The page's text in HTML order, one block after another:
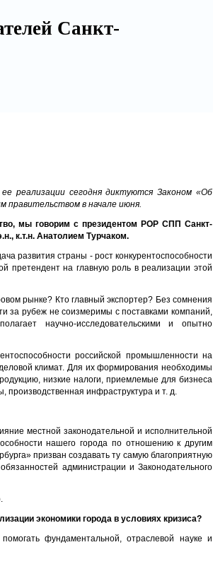
Санкт-
реализации сегодня диктуются Законом «Об
правительством в начале июня.
мы говорим с президентом РОР СПП Санкт-
к.т.н. Анатолием Турчаком.
развития страны - рост конкурентоспособности
претендент на главную роль в реализации этой
рынке? Кто главный экспортер? Без сомнения
за рубеж не соизмеримы с поставками компаний,
научно-исследовательскими и опытно
российской промышленности на
климат. Для их формирования необходимы
низкие налоги, приемлемые для бизнеса
инфраструктура и т. д.
местной законодательной и исполнительной
нашего города по отношению к другим
призван создавать ту самую благоприятную
администрации и Законодательного
экономики города в условиях кризиса?
фундаментальной, отраслевой науке и